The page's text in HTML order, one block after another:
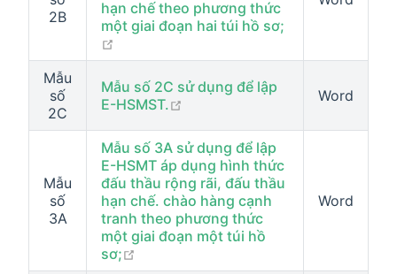
2B
hạn chế theo phương thức
một giai đoạn hai túi hồ sơ;
Mẫu
số
2C
Mẫu số 2C sử dụng để lập
E-HSMST.
open in new windowWord
Mẫu
số
3A
Mẫu số 3A sử dụng để lập
E-HSMT áp dụng hình thức
đấu thầu rộng rãi, đấu thầu
hạn chế. chào hàng cạnh
tranh theo phương thức
một giai đoạn một túi hồ
sơ;
Word